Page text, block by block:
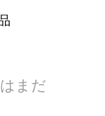
まだ